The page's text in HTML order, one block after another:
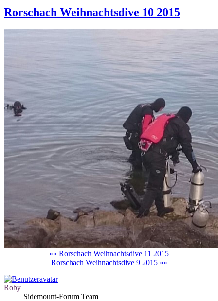
Rorschach Weihnachtsdive 10 2015
«« Rorschach Weihnachtsdive 11 2015
Rorschach Weihnachtsdive 9 2015 »»
Roby
Sidemount-Forum Team